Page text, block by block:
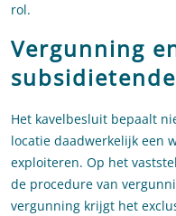
rol.
Vergunning
Het kavelbesluit bepaalt
locatie daadwerkelijk een
exploiteren. Op het
de procedure van
vergunning krijgt het